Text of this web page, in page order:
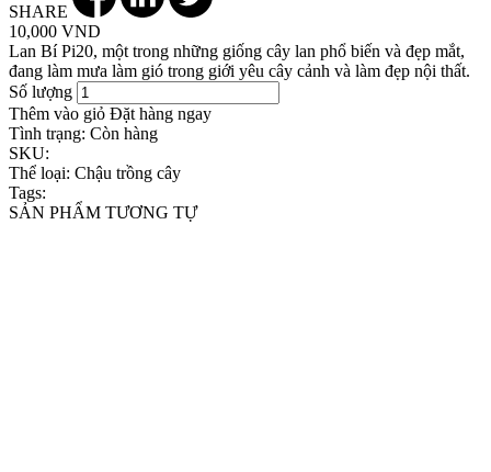
SHARE
10,000 VND
Lan Bí Pi20, một trong những giống cây lan phổ biến và đẹp mắt,
đang làm mưa làm gió trong giới yêu cây cảnh và làm đẹp nội thất.
Số lượng
Thêm vào giỏ Đặt hàng ngay
Tình trạng: Còn hàng
SKU:
Thể loại: Chậu trồng cây
Tags:
SẢN PHẨM TƯƠNG TỰ